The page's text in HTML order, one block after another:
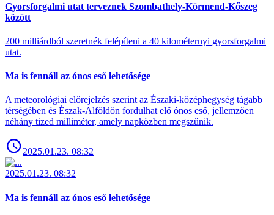
Gyorsforgalmi utat terveznek Szombathely-Körmend-Kőszeg
között
200 milliárdból szeretnék felépíteni a 40 kilométernyi gyorsforgalmi
utat.
Ma is fennáll az ónos eső lehetősége
A meteorológiai előrejelzés szerint az Északi-középhegység tágabb
térségében és Észak-Alföldön fordulhat elő ónos eső, jellemzően
néhány tized milliméter, amely napközben megszűnik.
2025.01.23. 08:32
2025.01.23. 08:32
Ma is fennáll az ónos eső lehetősége